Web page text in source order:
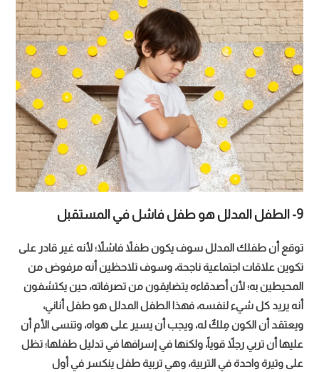
9- الطفل المدلل هو طفل فاشل في المستقبل
توقع أن طفلك المدلل سوف يكون طفلاً فاشلاً؛ لأنه غير قادر على
تكوين علاقات اجتماعية ناجحة، وسوف تلاحظين أنه مرفوض من
المحيطين به؛ لأن أصدقاءه يتضايقون من تصرفاته، حين يكتشفون
أنه يريد كل شيء لنفسه، فهذا الطفل المدلل هو طفل أناني،
ويعتقد أن الكون مِلكٌ له، ويجب أن يسير على هواه، وتنسى الأم أن
عليها أن تربي رجلاً قوياً، ولكنها في إسرافها في تدليل طفلها؛ تظل
على وتيرة واحدة في التربية، وهي تربية طفل ينكسر في أول